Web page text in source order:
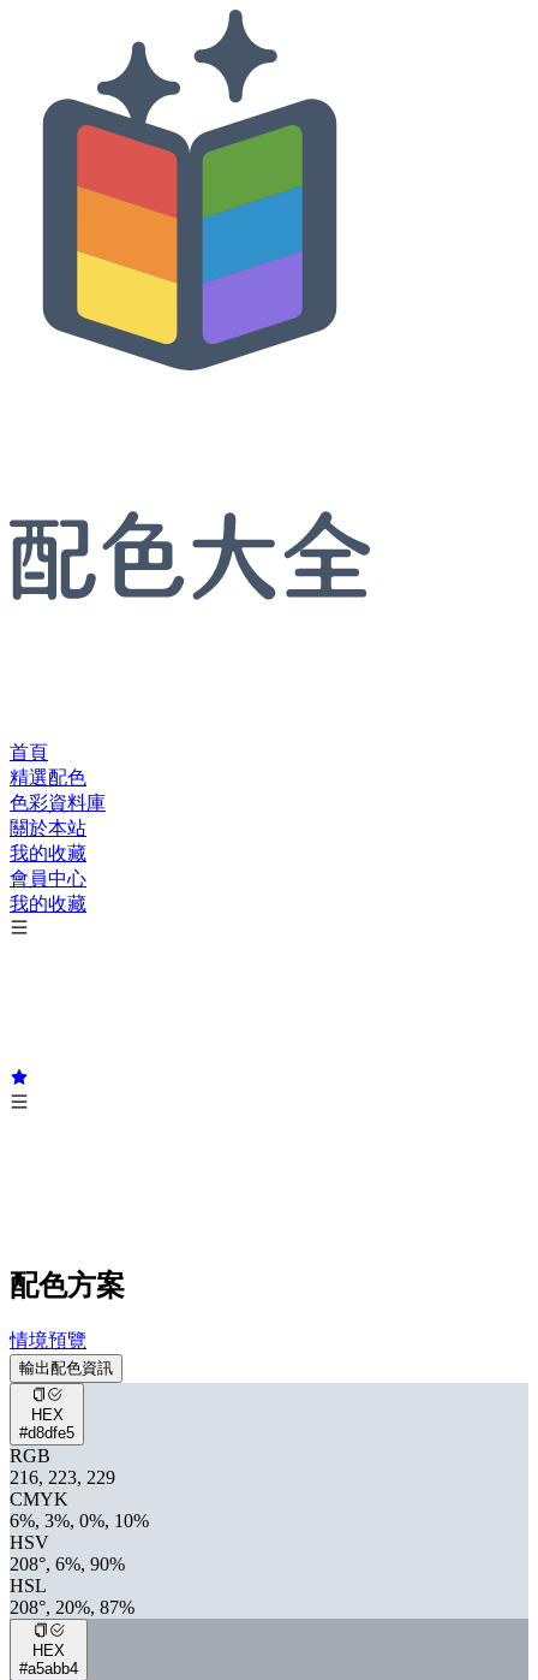
首頁
精選配色
色彩資料庫
關於本站
我的收藏
會員中心
我的收藏
配色方案
情境預覽
輸出配色資訊
HEX
#d8dfe5
RGB
216, 223, 229
CMYK
6%, 3%, 0%, 10%
HSV
208°, 6%, 90%
HSL
208°, 20%, 87%
HEX
#a5abb4